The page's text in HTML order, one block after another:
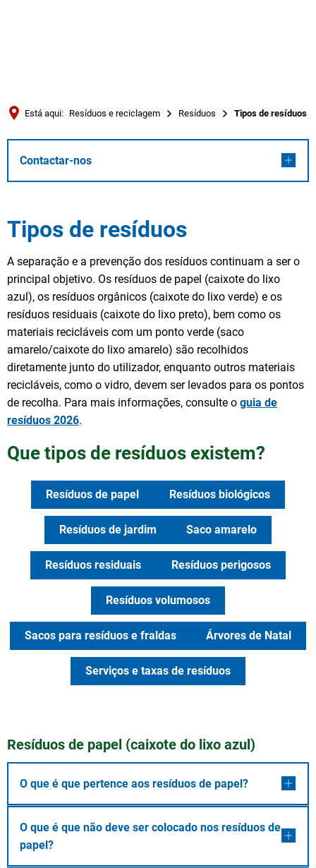
Está aqui: Resíduos e reciclagem Resíduos Tipos de resíduos
Tipos
de
resíduos
Contactar-nos
Tipos de resíduos
A separação e a prevenção dos resíduos continuam a ser o
principal objetivo. Os resíduos de papel (caixote do lixo
azul), os resíduos orgânicos (caixote do lixo verde) e os
resíduos residuais (caixote do lixo preto), bem como os
materiais recicláveis com um ponto verde (saco
amarelo/caixote do lixo amarelo) são recolhidos
diretamente junto do utilizador, enquanto outros materiais
recicláveis, como o vidro, devem ser levados para os pontos
de recolha. Para mais informações, consulte o guia de
resíduos 2026.
Que tipos de resíduos existem?
Resíduos de papel Resíduos biológicos
Resíduos de jardim Saco amarelo
Resíduos residuais Resíduos perigosos
Resíduos volumosos
Sacos para resíduos e fraldas Árvores de Natal
Serviços e taxas de resíduos
Resíduos de papel (caixote do lixo azul)
O que é que pertence aos resíduos de papel?
O que é que não deve ser colocado nos resíduos de
papel?